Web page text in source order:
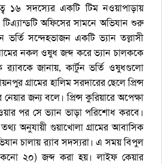
১৬ সদস্যের একটি টিম নওয়াপাড়ায়
অফিসের সামনে অভিযান শুরু
সন্দেহভাজন একটি ভ্যান তল্লাসী
নকল ওষুধ জব্দ করে ভ্যান চালককে
জানায়, কার্টুন ভর্তি ওষুধগুলো
গ্রামের হালিম সরদারের ছেলে প্রিন্স
জন্য বলে। প্রিন্স কুরিয়ারে অপেক্ষা
পর সে ভ্যান ভাড়া পরিশোধ করবে।
অনুযায়ী গুয়াখোলা গ্রামের আবাসিক
চালায় র‌্যাব সদস্যরা। এ সময় বিপুল
২০) জব্দ করা হয়। লাইফ কেয়ার